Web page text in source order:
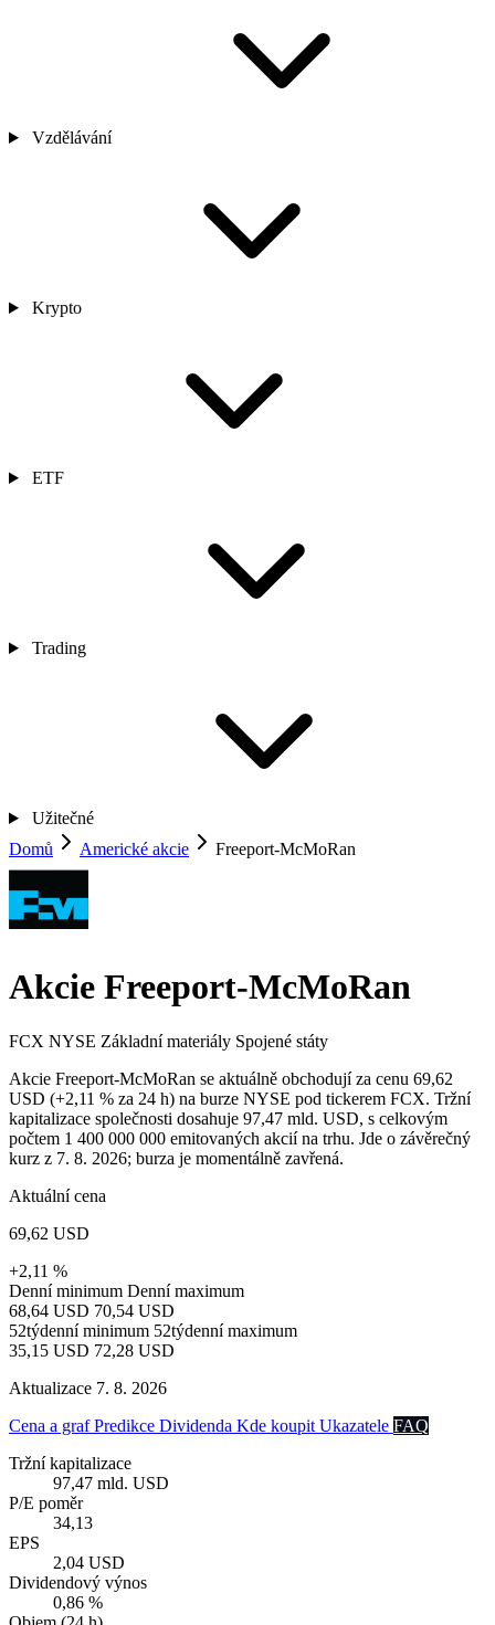
Vzdělávání
Krypto
ETF
Trading
Užitečné
Domů
Americké akcie Freeport-McMoRan
Akcie Freeport-McMoRan
FCX NYSE Základní materiály Spojené státy
Akcie Freeport-McMoRan se aktuálně obchodují za cenu 69,62
USD (+2,11 % za 24 h) na burze NYSE pod tickerem FCX. Tržní
kapitalizace společnosti dosahuje 97,47 mld. USD, s celkovým
počtem 1 400 000 000 emitovaných akcií na trhu. Jde o závěrečný
kurz z 7. 8. 2026; burza je momentálně zavřená.
Aktuální cena
69,62 USD
+2,11 %
Denní minimum Denní maximum
68,64 USD 70,54 USD
52týdenní minimum 52týdenní maximum
35,15 USD 72,28 USD
Aktualizace 7. 8. 2026
Cena a grafPredikce Dividenda Kde koupit Ukazatele FAQ
Tržní kapitalizace
97,47 mld. USD
P/E poměr
34,13
EPS
2,04 USD
Dividendový výnos
0,86 %